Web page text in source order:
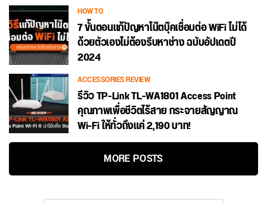
HOW TO
7 ขั้นตอนแก้ปัญหาโน๊ตบุ๊คเชื่อมต่อ WiFi ไม่ได้
ด้วยตัวเองไม่ต้องรีบหาช่าง ฉบับอัปเดตปี
2024
ACCESSORIES REVIEW
รีวิว TP-Link TL-WA1801 Access Point
คุณภาพเพื่อชีวิตไร้สาย กระจายสัญญาณ
Wi-Fi ให้ทั่วถึงแค่ 2,190 บาท!
MORE POSTS